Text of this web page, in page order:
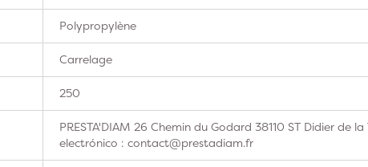
Polypropylène
Carrelage
250
PRESTA'DIAM 26 Chemin du Godard 38110 ST Didier de
electrónico : contact@prestadiam.fr